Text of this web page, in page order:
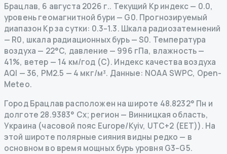
Брацлав, 6 августа 2026 г.. Текущий Kp индекс— 0.0,
уровень геомагнитной бури — G0. Прогнозируемый
диапазон Kp за сутки: 0.3–1.3. Шкала радиозатемнений
— R0, шкала радиационных бурь— S0. Температура
воздуха — 22°C, давление — 996 гПа, влажность —
41%, ветер — 14 км/год (С). Индекс качества воздуха
AQI — 36, PM2.5 — 4 мкг/м³. Данные: NOAA SWPC, Open-
Meteo.
Город Брацлав расположен на широте 48.8232° Пн и
долготе 28.9383° Сх; регион — Винницкая область,
Украина (часовой пояс Europe/Kyiv, UTC+2 (EET)). На
этой широте полярные сияния видны редко — в
основном во время мощных бурь уровня G3–G5.